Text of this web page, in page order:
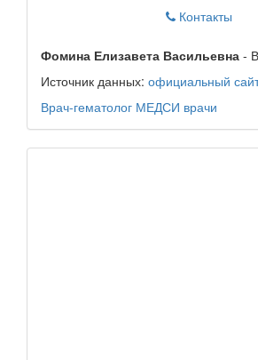
Контакты
Фомина Елизавета Васильевна -
Источник данных: официальный
Врач-гематолог МЕДСИ врачи